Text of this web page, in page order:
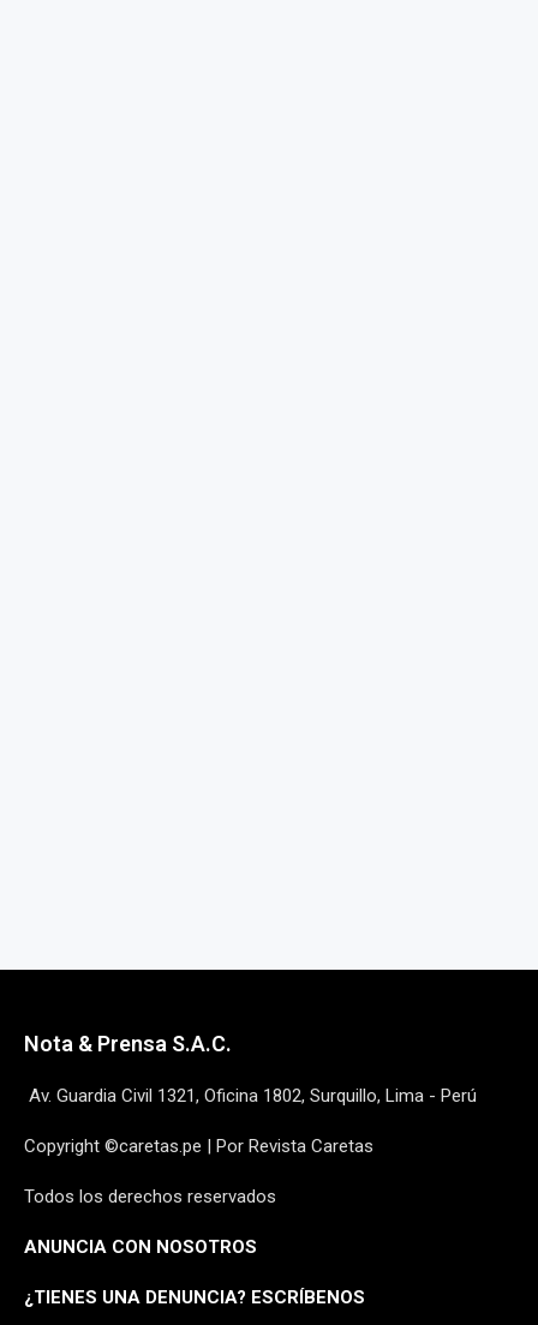
Nota & Prensa S.A.C.
Av. Guardia Civil 1321, Oficina 1802, Surquillo, Lima - Perú
Copyright ©caretas.pe | Por Revista Caretas
Todos los derechos reservados
ANUNCIA CON NOSOTROS
¿TIENES UNA DENUNCIA? ESCRÍBENOS